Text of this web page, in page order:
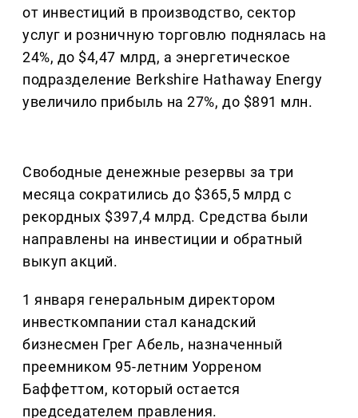
от инвестиций в производство, сектор
услуг и розничную торговлю поднялась на
24%, до $4,47 млрд, а энергетическое
подразделение Berkshire Hathaway Energy
увеличило прибыль на 27%, до $891 млн.
Свободные денежные резервы за три
месяца сократились до $365,5 млрд с
рекордных $397,4 млрд. Средства были
направлены на инвестиции и обратный
выкуп акций.
1 января генеральным директором
инвесткомпании стал канадский
бизнесмен Грег Абель, назначенный
преемником 95-летним Уорреном
Баффеттом, который остается
председателем правления.